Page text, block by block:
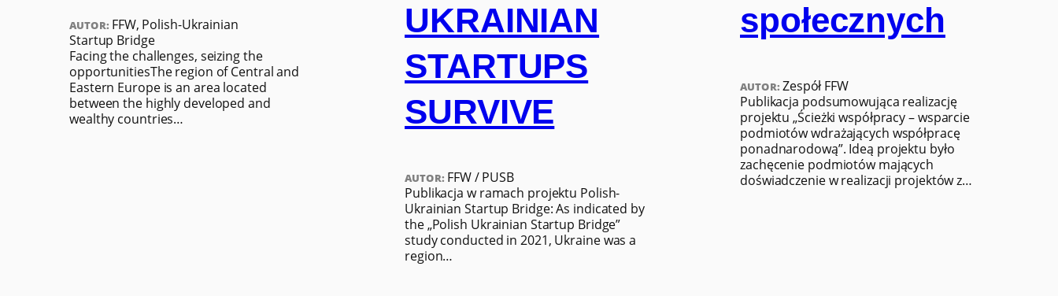
AUTOR: FFW, Polish-Ukrainian
Startup Bridge
Facing the challenges, seizing the
opportunitiesThe region of Central and
Eastern Europe is an area located
between the highly developed and
wealthy countries…
UKRAINIAN
STARTUPS
SURVIVE
AUTOR: FFW / PUSB
Publikacja w ramach projektu Polish-
Ukrainian Startup Bridge: As indicated by
the „Polish Ukrainian Startup Bridge”
study conducted in 2021, Ukraine was a
region…
społecznych
AUTOR: Zespół FFW
Publikacja podsumowująca realizację
projektu „Ścieżki współpracy – wsparcie
podmiotów wdrażających współpracę
ponadnarodową”. Ideą projektu było
zachęcenie podmiotów mających
doświadczenie w realizacji projektów z…